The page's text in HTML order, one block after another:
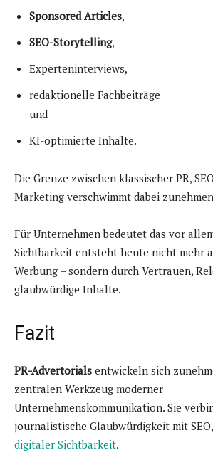
Sponsored Articles,
SEO-Storytelling,
Experteninterviews,
redaktionelle Fachbeiträge
und
KI-optimierte Inhalte.
Die Grenze zwischen klassischer PR,
Marketing verschwimmt dabei
Für Unternehmen bedeutet das vor
Sichtbarkeit entsteht heute nicht mehr
Werbung – sondern durch Vertrauen,
glaubwürdige Inhalte.
Fazit
PR-Advertorials entwickeln sich
zentralen Werkzeug moderner
Unternehmenskommunikation. Sie
journalistische Glaubwürdigkeit mit SEO,
digitaler Sichtbarkeit.